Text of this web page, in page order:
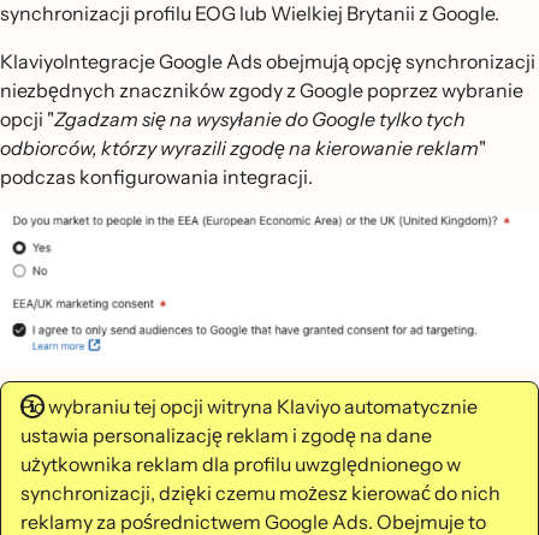
synchronizacji profilu EOG lub Wielkiej Brytanii z Google.
KlaviyoIntegracje Google Ads obejmują opcję synchronizacji
niezbędnych znaczników zgody z Google poprzez wybranie
opcji "Zgadzam się na wysyłanie do Google tylko tych
odbiorców, którzy wyrazili zgodę na kierowanie reklam"
podczas konfigurowania integracji.
Po wybraniu tej opcji witryna Klaviyo automatycznie
ustawia personalizację reklam i zgodę na dane
użytkownika reklam dla profilu uwzględnionego w
synchronizacji, dzięki czemu możesz kierować do nich
reklamy za pośrednictwem Google Ads. Obejmuje to